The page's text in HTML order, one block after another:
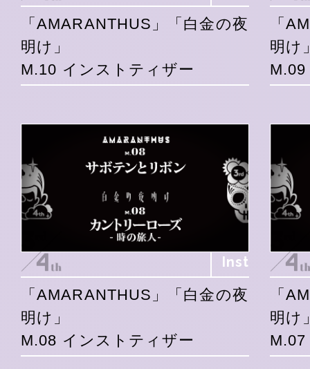
「AMARANTHUS」「白金の夜
明け」
M.10 インストティザー
「
明け
Inst
「AMARANTHUS」「白金の夜
明け」
M.08 インストティザー
「
明け